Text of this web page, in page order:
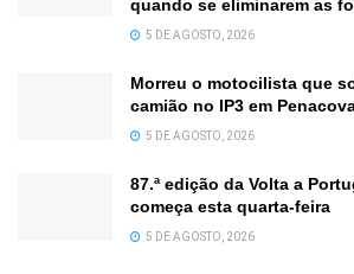
quando se eliminarem as
5 DE AGOSTO, 2026
Morreu o motocilista que
camião no IP3 em
5 DE AGOSTO, 2026
87.ª edição da Volta a
começa esta quarta-feira
5 DE AGOSTO, 2026